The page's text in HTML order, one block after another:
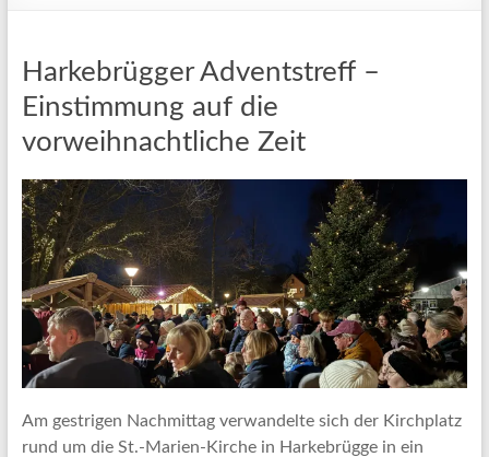
Harkebrügger Adventstreff –
Einstimmung auf die
vorweihnachtliche Zeit
Am gestrigen Nachmittag verwandelte sich der Kirchplatz
rund um die St.-Marien-Kirche in Harkebrügge in ein